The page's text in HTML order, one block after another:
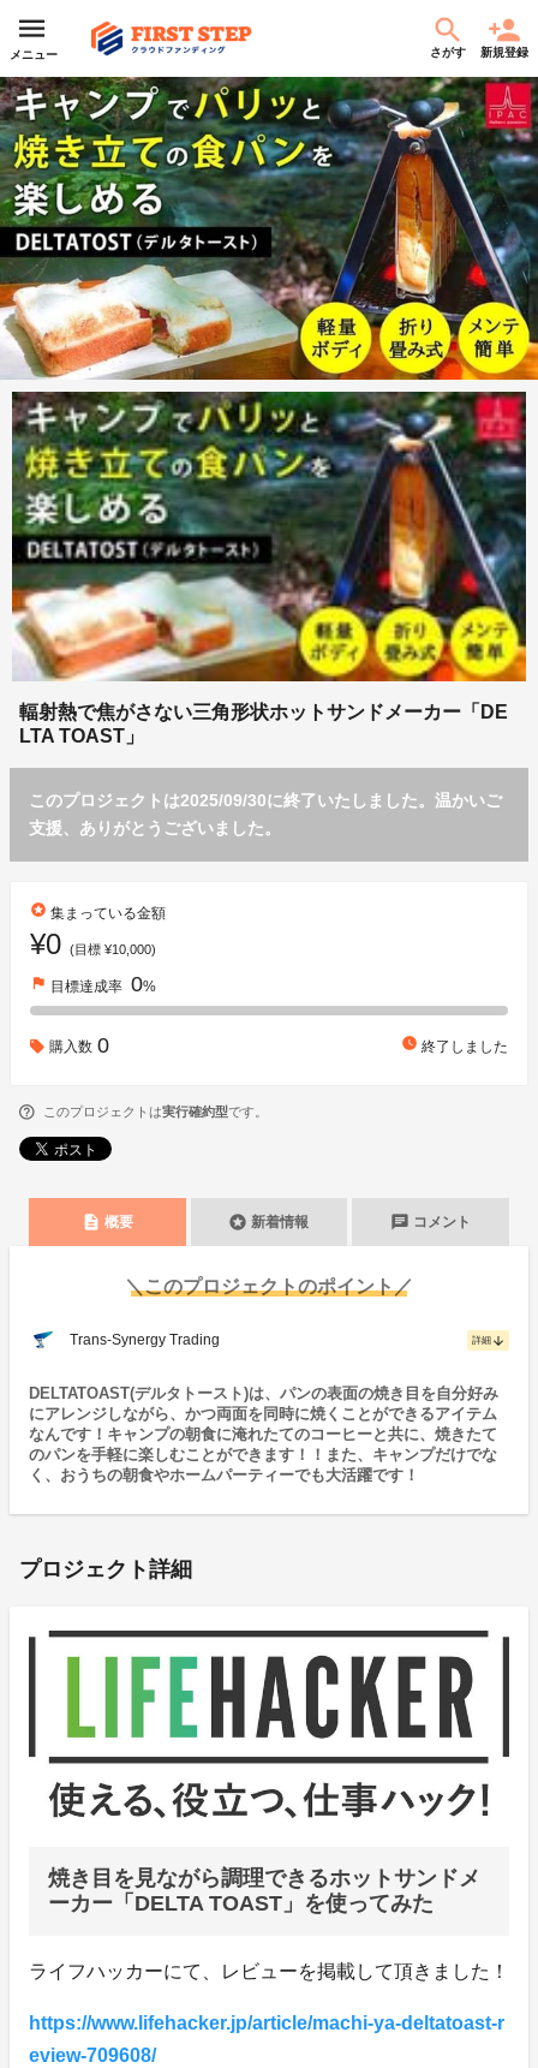
メニュー さがす 新規登録
輻射熱で焦がさない三角形状ホットサンドメーカー「DE
LTA TOAST」
このプロジェクトは2025/09/30に終了いたしました。温かいご
支援、ありがとうございました。
stars 集まっている金額
¥0 (目標 ¥10,000)
flag 目標達成率 0%
購入数 0 watch_later 終了しました
このプロジェクトは実行確約型です。
description 概要 stars 新着情報 chat コメント
＼このプロジェクトのポイント／
Trans-Synergy Trading 詳細 arrow_downward
DELTATOAST(デルタトースト)は、パンの表面の焼き目を自分好み
にアレンジしながら、かつ両面を同時に焼くことができるアイテム
なんです！キャンプの朝食に淹れたてのコーヒーと共に、焼きたて
のパンを手軽に楽しむことができます！！また、キャンプだけでな
く、おうちの朝食やホームパーティーでも大活躍です！
プロジェクト詳細
焼き目を見ながら調理できるホットサンドメ
ーカー「DELTA TOAST」を使ってみた
ライフハッカーにて、レビューを掲載して頂きました！
https://www.lifehacker.jp/article/machi-ya-deltatoast-r
eview-709608/